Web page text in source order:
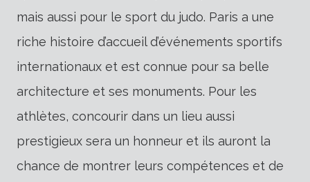
mais aussi pour le sport du judo. Paris a une
riche histoire d’accueil d’événements sportifs
internationaux et est connue pour sa belle
architecture et ses monuments. Pour les
athlètes, concourir dans un lieu aussi
prestigieux sera un honneur et ils auront la
chance de montrer leurs compétences et de